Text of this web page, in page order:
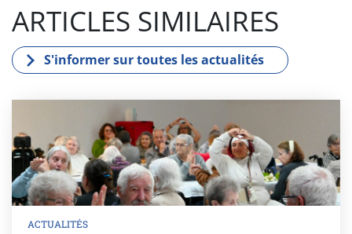
ARTICLES SIMILAIRES
S'informer sur toutes les actualités
ACTUALITÉS